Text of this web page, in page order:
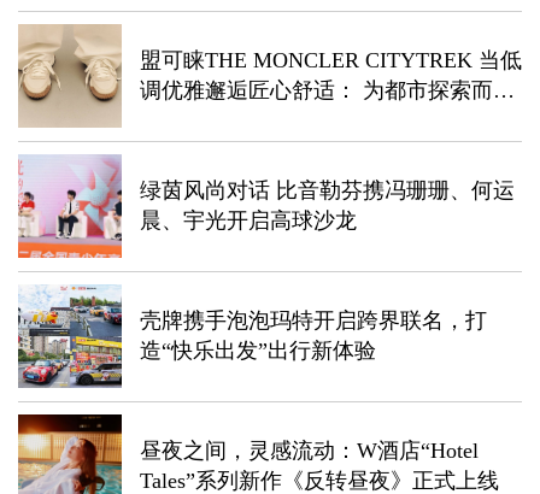
盟可睐THE MONCLER CITYTREK 当低
调优雅邂逅匠心舒适： 为都市探索而
绿茵风尚对话 比音勒芬携冯珊珊、何运
晨、宇光开启高球沙龙
壳牌携手泡泡玛特开启跨界联名，打
造“快乐出发”出行新体验
昼夜之间，灵感流动：W酒店“Hotel
Tales”系列新作《反转昼夜》正式上线